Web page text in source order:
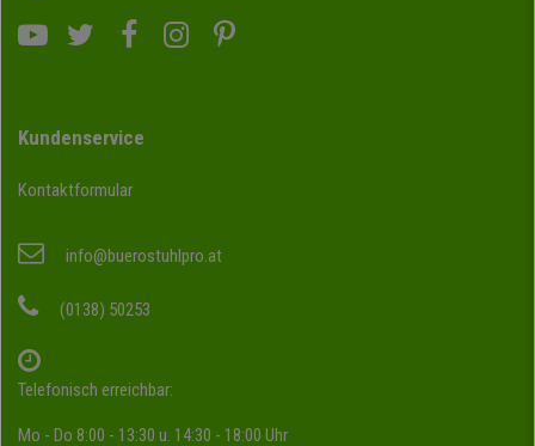
Kundenservice
Kontaktformular
info@buerostuhlpro.at
(0138) 50253
Telefonisch erreichbar:
Mo - Do 8:00 - 13:30 u. 14:30 - 18:00 Uhr